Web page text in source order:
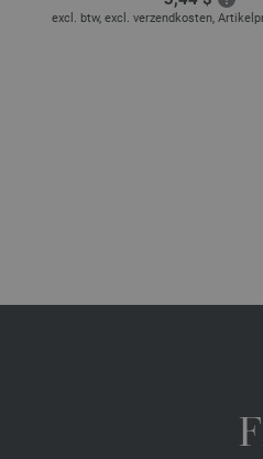
excl. btw, excl. verzendkosten,